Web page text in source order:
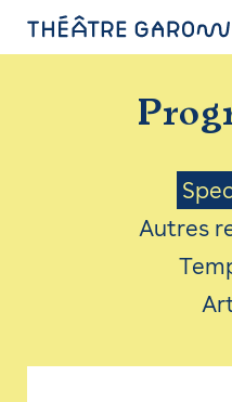
PROGRAMME
INFOS
AVEC LES
ACCESSIBILITÉ
LES
Autres